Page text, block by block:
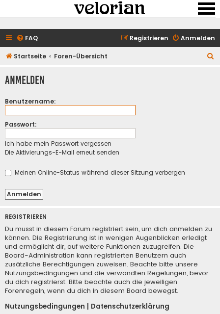
FAQ Anmelden
Registrieren
Startseite Foren-Übersicht
h
Anmelden
Benutzername:
Passwort:
Ich habe mein Passwort vergessen
Die Aktivierungs-E-Mail erneut senden
Meinen Online-Status während dieser Sitzung verbergen
REGISTRIEREN
Du musst in diesem Forum registriert sein, um dich anmelden zu
können. Die Registrierung ist in wenigen Augenblicken erledigt
und ermöglicht dir, auf weitere Funktionen zuzugreifen. Die
Board-Administration kann registrierten Benutzern auch
zusätzliche Berechtigungen zuweisen. Beachte bitte unsere
Nutzungsbedingungen und die verwandten Regelungen, bevor
du dich registrierst. Bitte beachte auch die jeweiligen
Forenregeln, wenn du dich in diesem Board bewegst.
Nutzungsbedingungen | Datenschutzerklärung